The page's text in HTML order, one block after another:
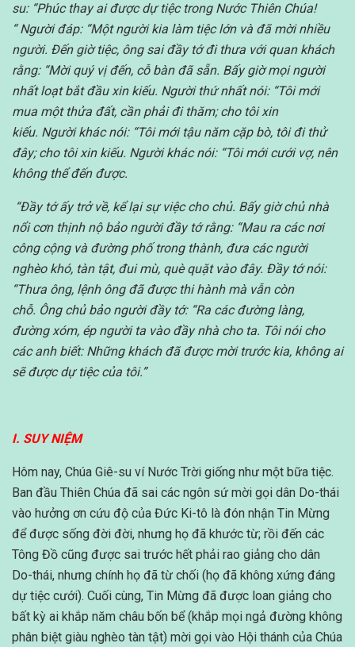
su: “Phúc thay ai được dự tiệc trong Nước Thiên Chúa!
“ Người đáp: “Một người kia làm tiệc lớn và đã mời nhiều
người. Đến giờ tiệc, ông sai đầy tớ đi thưa với quan khách
rằng: “Mời quý vị đến, cỗ bàn đã sẵn. Bấy giờ mọi người
nhất loạt bắt đầu xin kiếu. Người thứ nhất nói: “Tôi mới
mua một thửa đất, cần phải đi thăm; cho tôi xin
kiếu. Người khác nói: “Tôi mới tậu năm cặp bò, tôi đi thử
đây; cho tôi xin kiếu. Người khác nói: “Tôi mới cưới vợ, nên
không thể đến được.
“Đầy tớ ấy trở về, kể lại sự việc cho chủ. Bấy giờ chủ nhà
nổi cơn thịnh nộ bảo người đầy tớ rằng: “Mau ra các nơi
công cộng và đường phố trong thành, đưa các người
nghèo khó, tàn tật, đui mù, què quặt vào đây. Đầy tớ nói:
“Thưa ông, lệnh ông đã được thi hành mà vẫn còn
chỗ. Ông chủ bảo người đầy tớ: “Ra các đường làng,
đường xóm, ép người ta vào đầy nhà cho ta. Tôi nói cho
các anh biết: Những khách đã được mời trước kia, không ai
sẽ được dự tiệc của tôi.”
I. SUY NIỆM
Hôm nay, Chúa Giê-su ví Nước Trời giống như một bữa tiệc.
Ban đầu Thiên Chúa đã sai các ngôn sứ mời gọi dân Do-thái
vào hưởng ơn cứu độ của Đức Ki-tô là đón nhận Tin Mừng
để được sống đời đời, nhưng họ đã khước từ; rồi đến các
Tông Đồ cũng được sai trước hết phải rao giảng cho dân
Do-thái, nhưng chính họ đã từ chối (họ đã không xứng đáng
dự tiệc cưới). Cuối cùng, Tin Mừng đã được loan giảng cho
bất kỳ ai khắp năm châu bốn bể (khắp mọi ngả đường không
phân biệt giàu nghèo tàn tật) mời gọi vào Hội thánh của Chúa